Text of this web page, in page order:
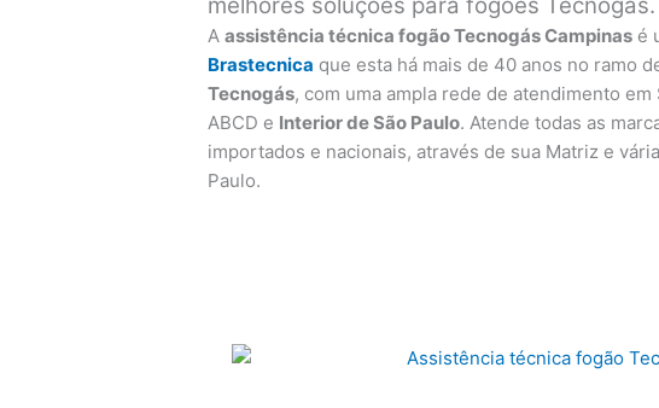
Aassistência técnica fogão Tecnogás Campinas é
Brastecnica que esta há mais de 40 anos no ramo
Tecnogás, com uma ampla rede de atendimento
ABCD e Interior de São Paulo. Atende todas as
importados e nacionais, através de sua Matriz e
Paulo.